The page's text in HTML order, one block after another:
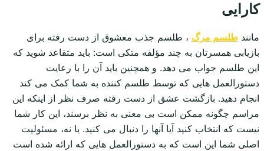
کارایی
مانند طلسم مرگ ، طلسم جذب معشوق از دست رفته برای
بازیابی همسرتان به چند مؤلفه متکی است: باید متقاعد شوید که
این طلسم جواب می دهد. و همچنین باید آن را با رعایت
دستورالعمل هایی که توسط طلسم کننده به شما کمک می کند
انجام دهید. بازگشت عشق از دست رفته صرف نظر از اینکه این
مراسم چگونه ممکن است بی معنی به نظر برسند، این کار شما
نیست که انتخاب کنید آیا آنها را دنبال می کنید. یا نه، مسئولیت
اصلی شما این است که به دستورالعمل هایی که ارائه شده است